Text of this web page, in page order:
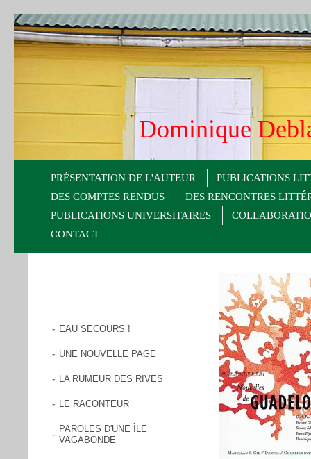
Dominique
PRÉSENTATION DE L'AUTEUR
PUBLICATIONS
DES COMPTES RENDUS
DES RENCONTRES
PUBLICATIONS UNIVERSITAIRES
CONTACT
EAU SECOURS !
UNE NOUVELLE PAGE
LA RUMEUR DES RIVES
LE RACONTEUR
PAROLES D'UNE ÎLE
VAGABONDE